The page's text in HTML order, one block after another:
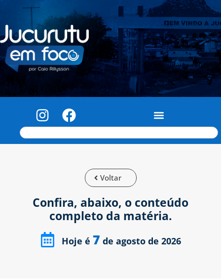
Voltar
Confira, abaixo, o conteúdo
completo da matéria.
Hoje é 7 de agosto de 2026